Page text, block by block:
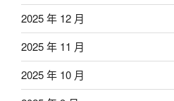
2025 年 12 月
2025 年 11 月
2025 年 10 月